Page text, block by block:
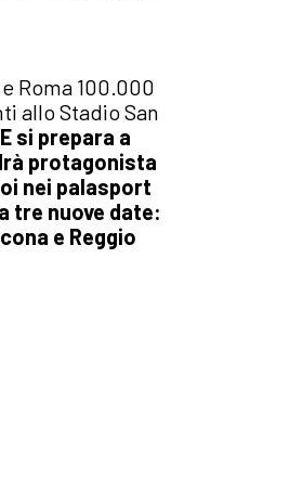
Roma 100.000
allo Stadio San
si prepara a
protagonista
nei palasport
tre nuove date:
e Reggio